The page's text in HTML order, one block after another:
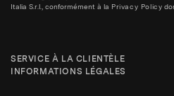
Italia S.r.l., conformément à la Privacy Policy
SERVICE À LA CLIENTÈLE
INFORMATIONS LÉGALES